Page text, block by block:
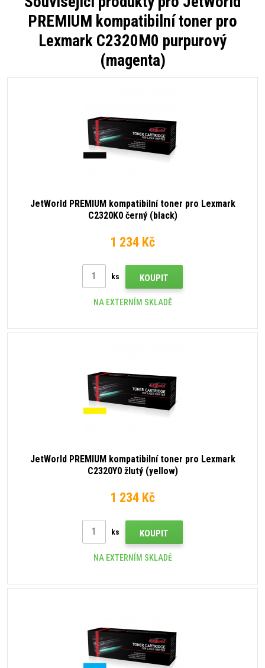
PREMIUM kompatibilní toner pro
Lexmark C2320M0 purpurový
(magenta)
JetWorld PREMIUM kompatibilní toner pro Lexmark
C2320K0 černý (black)
1 234 Kč
ks KOUPIT
NA EXTERNÍM SKLADĚ
JetWorld PREMIUM kompatibilní toner pro Lexmark
C2320Y0 žlutý (yellow)
1 234 Kč
ks KOUPIT
NA EXTERNÍM SKLADĚ